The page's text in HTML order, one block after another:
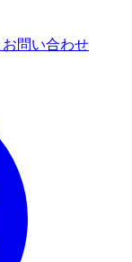
お問い合わせ